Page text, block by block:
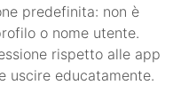
predefinita: non è
o nome utente.
rispetto alle app
uscire educatamente.